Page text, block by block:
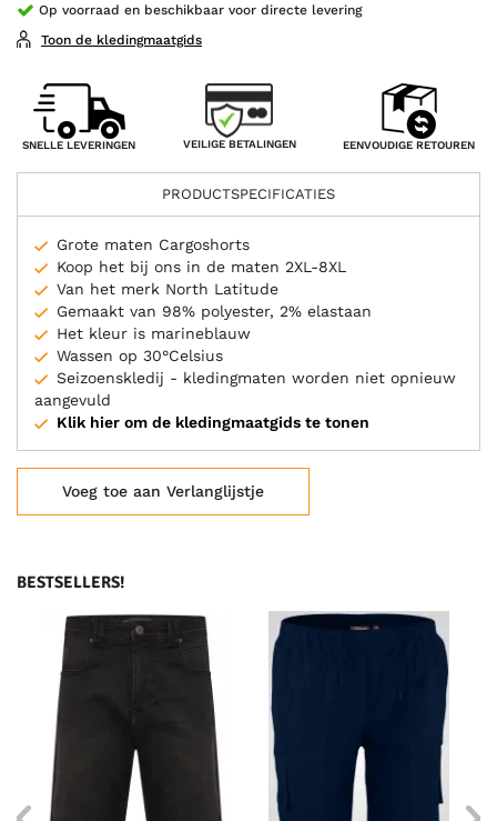
Op voorraad en beschikbaar voor directe levering
Toon de kledingmaatgids
SNELLE LEVERINGEN VEILIGE BETALINGEN EENVOUDIGE RETOUREN
PRODUCTSPECIFICATIES
Grote maten Cargoshorts
Koop het bij ons in de maten 2XL-8XL
Van het merk North Latitude
Gemaakt van 98% polyester, 2% elastaan
Het kleur is marineblauw
Wassen op 30°Celsius
Seizoenskledij - kledingmaten worden niet opnieuw
aangevuld
Klik hier om de kledingmaatgids te tonen
Voeg toe aan Verlanglijstje
BESTSELLERS!